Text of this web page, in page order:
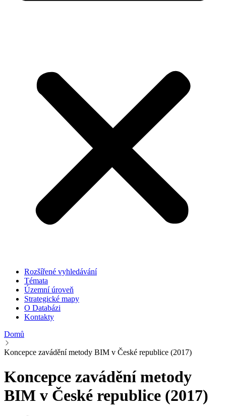
Rozšířené vyhledávání
Témata
Územní úroveň
Strategické mapy
O Databázi
Kontakty
Domů
Koncepce zavádění metody BIM v České republice (2017)
Koncepce zavádění metody
BIM v České republice (2017)